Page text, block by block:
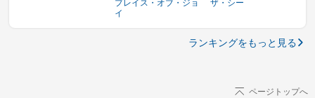
プレイス・オブ・ジョ
イ
ザ・シー
ランキングをもっと見る
ページトップへ